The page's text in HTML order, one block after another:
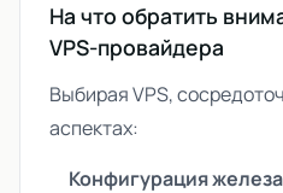
На что обратить
VPS-провайдера
Выбирая VPS,
аспектах:
Конфигурация